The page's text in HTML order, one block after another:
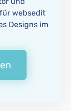
websedit
Designs im